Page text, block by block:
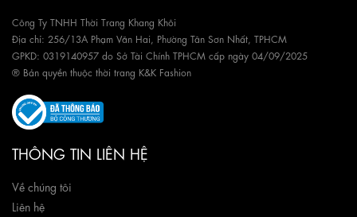
Công Ty TNHH Thời Trang Khang Khôi
Địa chỉ: 256/13A Phạm Văn Hai, Phường Tân Sơn Nhất, TPHCM
GPKD: 0319140957 do Sở Tài Chính TPHCM cấp ngày 04/09/2025
® Bản quyền thuộc thời trang K&K Fashion
THÔNG TIN LIÊN HỆ
Về chúng tôi
Liên hệ